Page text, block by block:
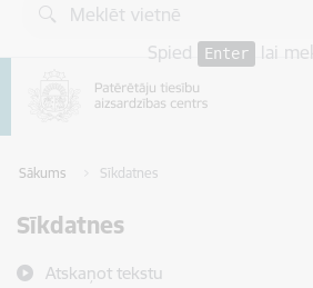
Pāriet uz lapas saturu
Spied
Enter lai
Sākums Sīkdatnes
Sīkdatnes
Atskaņot tekstu